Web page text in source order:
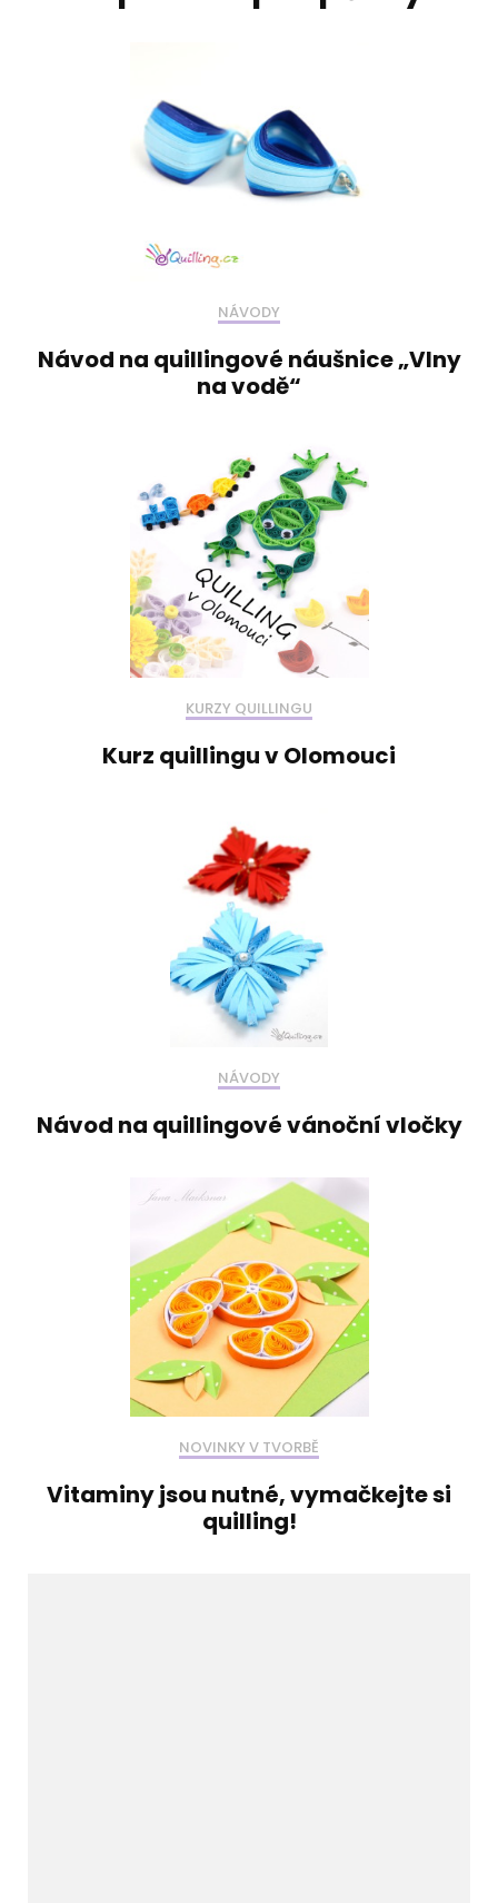
NÁVODY
Návod na quillingové náušnice „Vlny
na vodě“
KURZY QUILLINGU
Kurz quillingu v Olomouci
NÁVODY
Návod na quillingové vánoční vločky
NOVINKY V TVORBĚ
Vitaminy jsou nutné, vymačkejte si
quilling!